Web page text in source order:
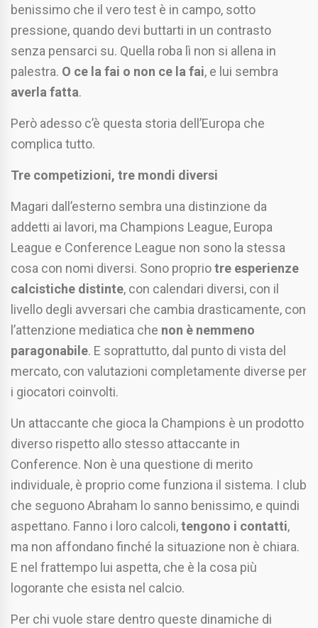
benissimo che il vero test è in campo, sotto
pressione, quando devi buttarti in un contrasto
senza pensarci su. Quella roba lì non si allena in
palestra. O ce la fai o non ce la fai, e lui sembra
averla fatta.
Però adesso c’è questa storia dell’Europa che
complica tutto.
Tre competizioni, tre mondi diversi
Magari dall’esterno sembra una distinzione da
addetti ai lavori, ma Champions League, Europa
League e Conference League non sono la stessa
cosa con nomi diversi. Sono propriotre esperienze
calcistiche distinte, con calendari diversi, con il
livello degli avversari che cambia drasticamente, con
l’attenzione mediatica che non è nemmeno
paragonabile. E soprattutto, dal punto di vista del
mercato, con valutazioni completamente diverse per
i giocatori coinvolti.
Un attaccante che gioca la Champions è un prodotto
diverso rispetto allo stesso attaccante in
Conference. Non è una questione di merito
individuale, è proprio come funziona il sistema. I club
che seguono Abraham lo sanno benissimo, e quindi
aspettano. Fanno i loro calcoli,tengono i contatti,
ma non affondano finché la situazione non è chiara.
E nel frattempo lui aspetta, che è la cosa più
logorante che esista nel calcio.
Per chi vuole stare dentro queste dinamiche di